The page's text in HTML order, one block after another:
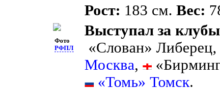
Фото
РФПЛ
Рост: 183 см.Вес:
Выступал за
«Слован»
Москва,
«Томь» Томск.